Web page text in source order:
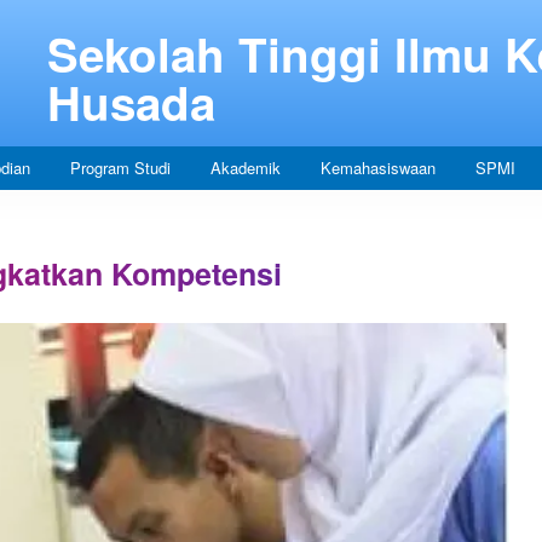
Sekolah Tinggi Ilmu
Husada
Program Studi Akademik Kemahasiswaan SPMI
Kompetensi